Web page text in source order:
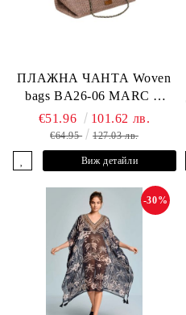
ПЛАЖНА ЧАНТА Woven
bags BA26-06 MARC &
ANDRE
€51.96 101.62 лв.
€64.95 127.03 лв.
Виж детайли
-30%